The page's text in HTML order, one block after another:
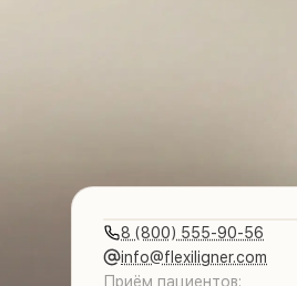
8 (800) 555-90-56
info@flexiligner.com
Приём пациентов: